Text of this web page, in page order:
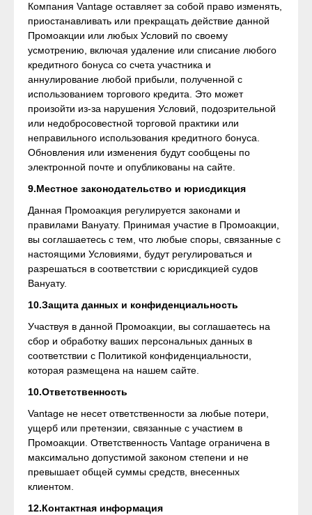
Компания Vantage оставляет за собой право изменять,
приостанавливать или прекращать действие данной
Промоакции или любых Условий по своему
усмотрению, включая удаление или списание любого
кредитного бонуса со счета участника и
аннулирование любой прибыли, полученной с
использованием торгового кредита. Это может
произойти из-за нарушения Условий, подозрительной
или недобросовестной торговой практики или
неправильного использования кредитного бонуса.
Обновления или изменения будут сообщены по
электронной почте и опубликованы на сайте.
9.Местное законодательство и юрисдикция
Данная Промоакция регулируется законами и
правилами Вануату. Принимая участие в Промоакции,
вы соглашаетесь с тем, что любые споры, связанные с
настоящими Условиями, будут регулироваться и
разрешаться в соответствии с юрисдикцией судов
Вануату.
10.Защита данных и конфиденциальность
Участвуя в данной Промоакции, вы соглашаетесь на
сбор и обработку ваших персональных данных в
соответствии с Политикой конфиденциальности,
которая размещена на нашем сайте.
10.Ответственность
Vantage не несет ответственности за любые потери,
ущерб или претензии, связанные с участием в
Промоакции. Ответственность Vantage ограничена в
максимально допустимой законом степени и не
превышает общей суммы средств, внесенных
клиентом.
12.Контактная информация